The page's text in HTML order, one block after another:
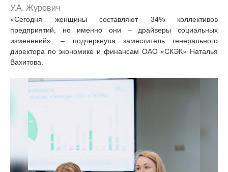
У.А. Журович
«Сегодня женщины составляют 34% коллективов
предприятий, но именно они – драйверы социальных
изменений», – подчеркнула заместитель генерального
директора по экономике и финансам ОАО «СКЭК» Наталья
Вахитова.